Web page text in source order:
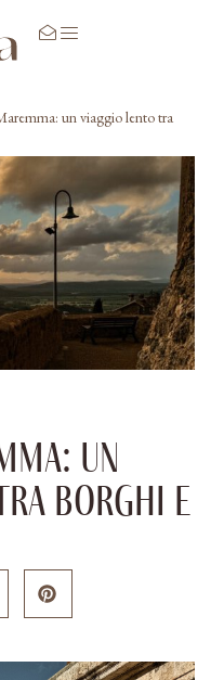
un viaggio lento tra
un
borghi e